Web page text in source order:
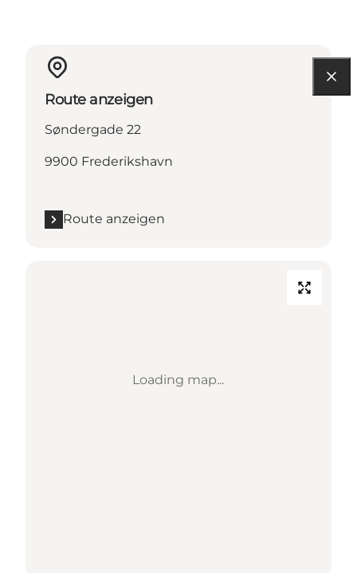
Route anzeigen
Søndergade 22
9900 Frederikshavn
Route anzeigen
Loading map...